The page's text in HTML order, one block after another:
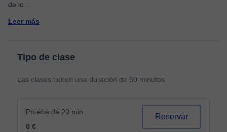
de lo
Leer más
Tipo de clase
Las clases tienen una duración de 60 minutos
Prueba de 20 min.
0 €
Reservar